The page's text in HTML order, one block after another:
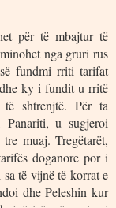
për të mbajtur të
nga gruri rus
fundmi rriti tarifat
ky i fundit u rritë
shtrenjtë. Për ta
Panariti, u sugjeroi
muaj. Tregëtarët,
doganore por i
të vijnë të korrat e
dhe Peleshin kur